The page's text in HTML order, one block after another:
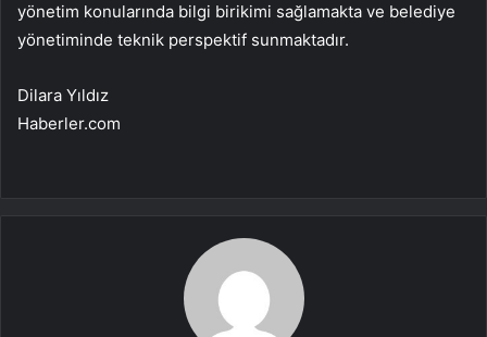
yönetim konularında bilgi birikimi sağlamakta ve belediye
yönetiminde teknik perspektif sunmaktadır.
Dilara Yıldız
Haberler.com